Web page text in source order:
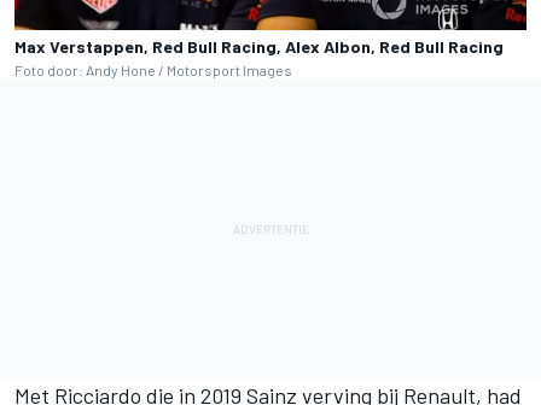
Max Verstappen, Red Bull Racing, Alex Albon, Red Bull Racing
Foto door: Andy Hone / Motorsport Images
Met Ricciardo die in 2019 Sainz verving bij Renault, had